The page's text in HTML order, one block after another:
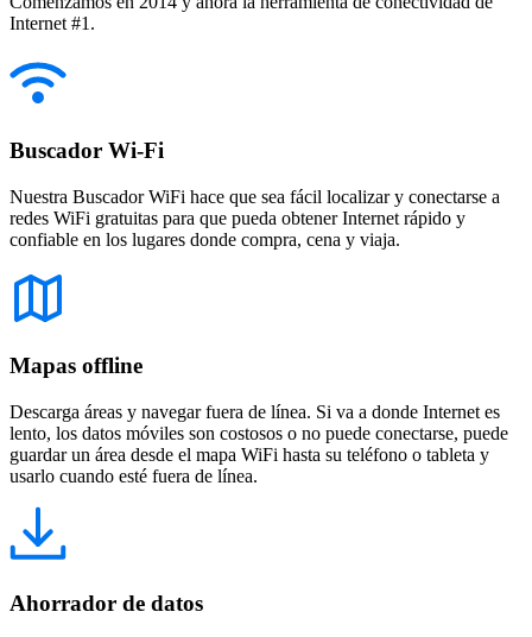
Internet #1.
Buscador Wi-Fi
Nuestra Buscador WiFi hace que sea fácil localizar y conectarse a
redes WiFi gratuitas para que pueda obtener Internet rápido y
confiable en los lugares donde compra, cena y viaja.
Mapas offline
Descarga áreas y navegar fuera de línea. Si va a donde Internet es
lento, los datos móviles son costosos o no puede conectarse, puede
guardar un área desde el mapa WiFi hasta su teléfono o tableta y
usarlo cuando esté fuera de línea.
Ahorrador de datos